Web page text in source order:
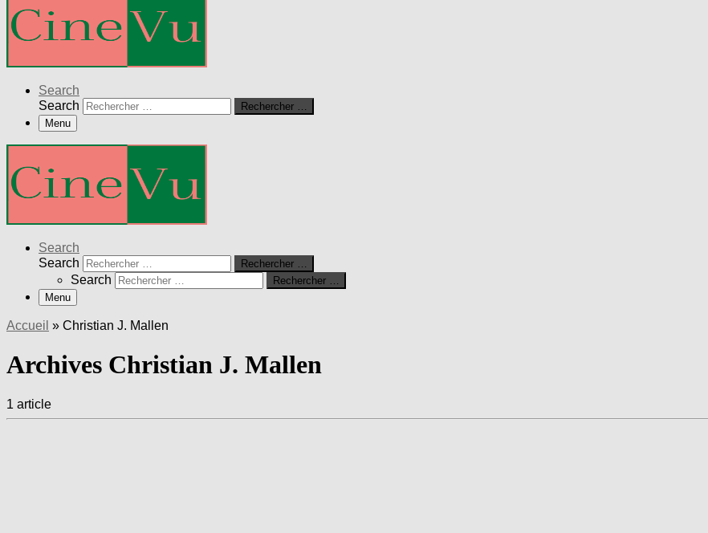
Search
Search
Rechercher …
Menu
Search
Search
Rechercher …
Search
Rechercher …
Menu
Accueil » Christian J. Mallen
Archives Christian J. Mallen
1 article